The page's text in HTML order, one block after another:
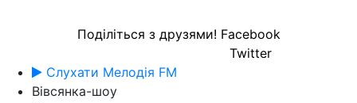
Поділіться з друзями! Facebook
Twitter
Слухати Мелодія FM
Вівсянка-шоу